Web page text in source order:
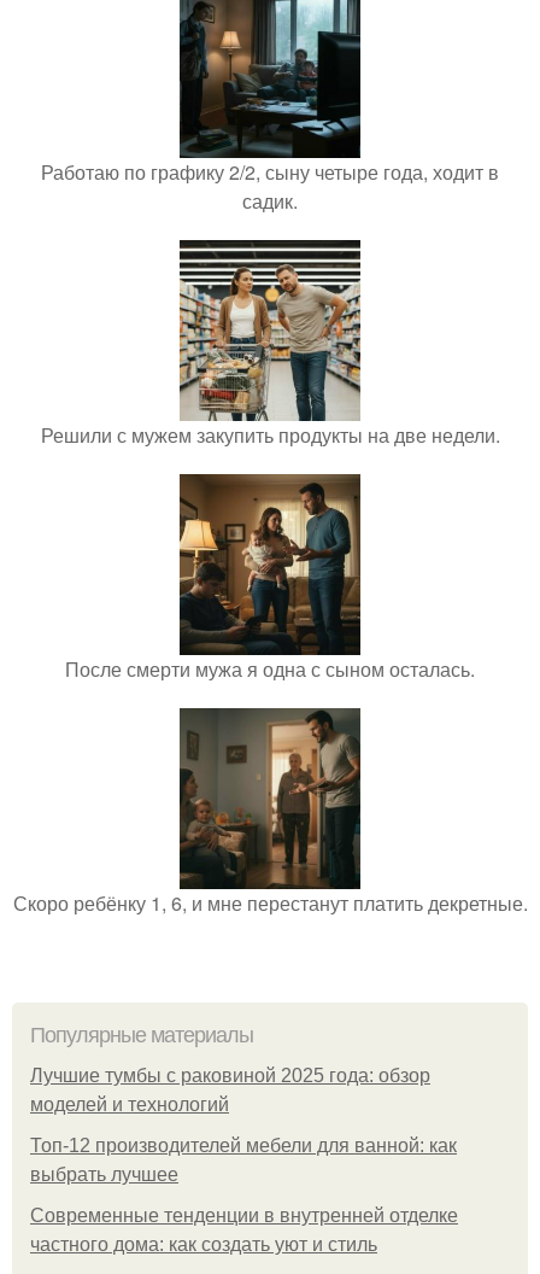
Работаю по графику 2/2, сыну четыре года, ходит в
садик.
Решили с мужем закупить продукты на две недели.
После смерти мужа я одна с сыном осталась.
Скоро ребёнку 1, 6, и мне перестанут платить декретные.
Популярные материалы
Лучшие тумбы с раковиной 2025 года: обзор
моделей и технологий
Топ-12 производителей мебели для ванной: как
выбрать лучшее
Современные тенденции в внутренней отделке
частного дома: как создать уют и стиль